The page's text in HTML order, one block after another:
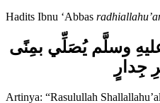
Hadits Ibnu ‘Abbas
وسلَّم يُصَلِّي بمِنًى
جِدارٍ